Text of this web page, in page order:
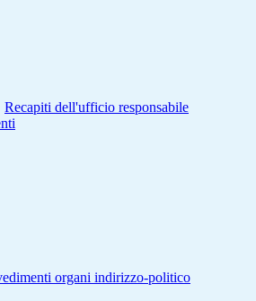
Recapiti dell'ufficio responsabile
organi indirizzo-politico